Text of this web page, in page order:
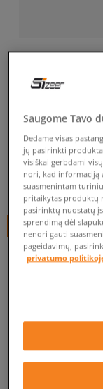
LACOSTE
CHELSEA 316 1
moterims,
50€
+ 50 tšk.
Prekė
Jei prekė vėl bus
PATIKRINK
Saugome Tavo
Dedame visas
jų pasirinkti
visiškai gerbdami
nori, kad informaciją
suasmenintam
pritaikytas produktų
pasirinktų nuostatų
sprendimą dėl
nenori gauti
pageidavimų,
privatumo